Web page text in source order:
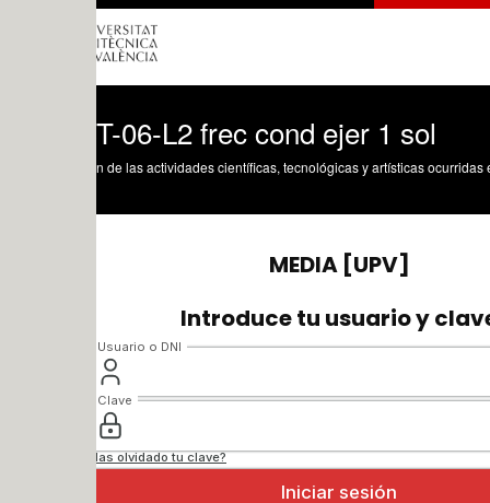
06-L2 frec cond ejer 1 sol
de las actividades científicas, tecnológicas y artísticas ocurridas en los tres